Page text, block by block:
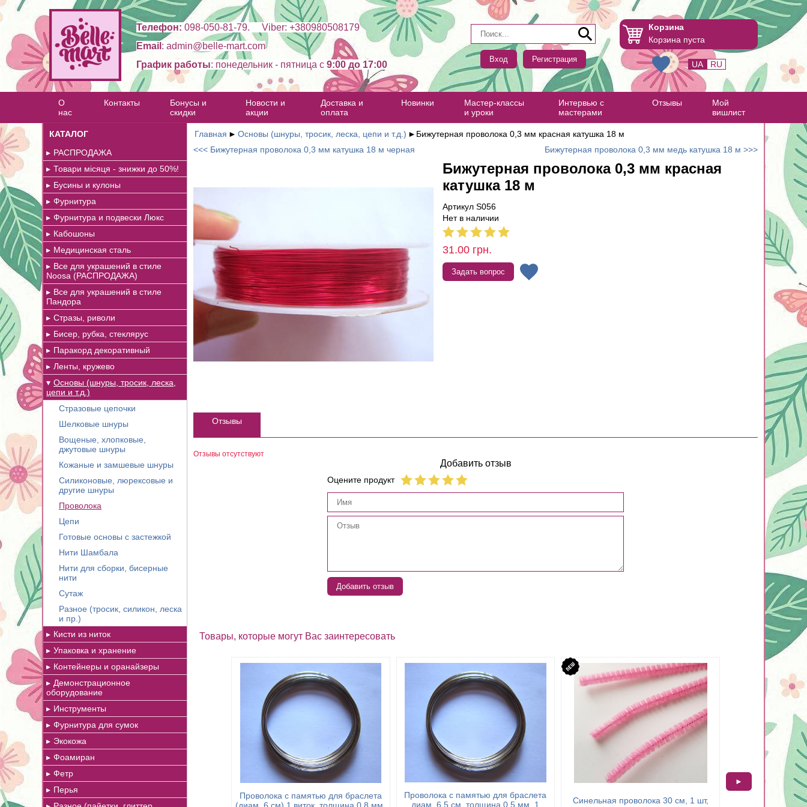
Телефон: 098-050-81-79. Viber: +380980508179
Email : admin@belle-mart.com
График работы: понедельник - пятница c 9:00 до 17:00
Вход Регистрация
Корзина
Корзина пуста
UA RU
О
нас
Контакты
Бонусы и
скидки
Новости и
акции
Доставка и
оплата
Новинки
Мастер-классы
и уроки
Интервью с
мастерами
Отзывы
Мой
вишлист
КАТАЛОГ
РАСПРОДАЖА
Товари місяця - знижки до 50%!
Бусины и кулоны
Фурнитура
Фурнитура и подвески Люкс
Кабошоны
Медицинская сталь
Все для украшений в стиле
Noosa (РАСПРОДАЖА)
Все для украшений в стиле
Пандора
Стразы, риволи
Бисер, рубка, стеклярус
Паракорд декоративный
Ленты, кружево
Основы (шнуры, тросик, леска,
цепи и т.д.)
Стразовые цепочки
Шелковые шнуры
Вощеные, хлопковые,
джутовые шнуры
Кожаные и замшевые шнуры
Силиконовые, люрексовые и
другие шнуры
Проволока
Цепи
Готовые основы с застежкой
Нити Шамбала
Нити для сборки, бисерные
нити
Сутаж
Разное (тросик, силикон, леска
и пр.)
Кисти из ниток
Упаковка и хранение
Контейнеры и оранайзеры
Демонстрационное
оборудование
Инструменты
Фурнитура для сумок
Экокожа
Фоамиран
Фетр
Перья
Главная ► Основы (шнуры, тросик, леска, цепи и т.д.) ► Бижутерная проволока 0,3 мм красная катушка 18 м
<<< Бижутерная проволока 0,3 мм катушка 18 м черная
Бижутерная проволока 0,3 мм медь катушка 18 м >>>
Бижутерная проволока 0,3 мм красная
катушка 18 м
Артикул S056
Нет в наличии
31.00 грн.
Задать вопрос
Отзывы
Отзывы отсутствуют
Добавить отзыв
Оцените продукт
Добавить отзыв
Товары, которые могут Вас заинтересовать
Проволока с памятью для браслета
(диам. 6 см) 1 виток, толщина 0,8 мм,
Проволока с памятью для браслета
диам. 6,5 см, толщина 0,5 мм, 1
Синельная проволока 30 см, 1 шт,
Проволока с
►